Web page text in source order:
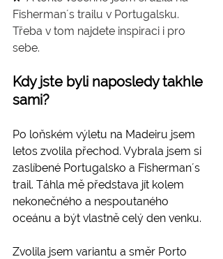
Fisherman´s trailu v Portugalsku.
Třeba v tom najdete inspiraci i pro
sebe.
Kdy jste byli naposledy takhle
sami?
Po loňském výletu na Madeiru jsem
letos zvolila přechod. Vybrala jsem si
zaslíbené Portugalsko a Fisherman´s
trail. Táhla mě představa jít kolem
nekonečného a nespoutaného
oceánu a být vlastně celý den venku.
Zvolila jsem variantu a směr Porto